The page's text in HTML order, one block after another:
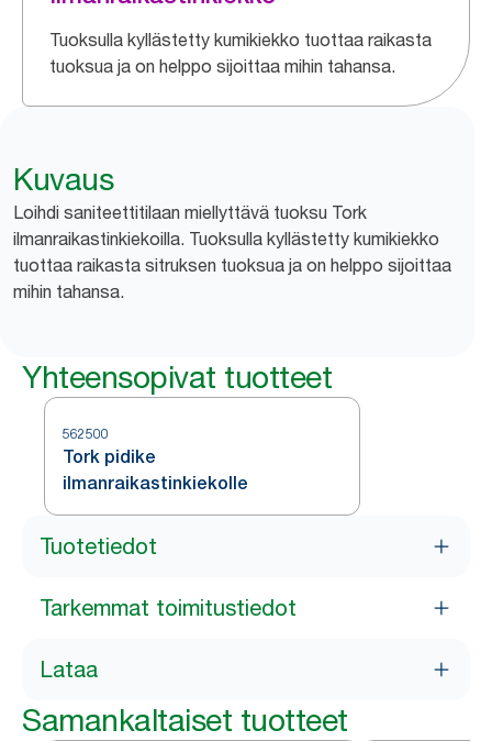
Tuoksulla kyllästetty kumikiekko tuottaa raikasta
tuoksua ja on helppo sijoittaa mihin tahansa.
Kuvaus
Loihdi saniteettitilaan miellyttävä tuoksu Tork
ilmanraikastinkiekoilla. Tuoksulla kyllästetty kumikiekko
tuottaa raikasta sitruksen tuoksua ja on helppo sijoittaa
mihin tahansa.
Yhteensopivat tuotteet
562500
Tork pidike
ilmanraikastinkiekolle
Tuotetiedot
Tarkemmat toimitustiedot
Lataa
Samankaltaiset tuotteet